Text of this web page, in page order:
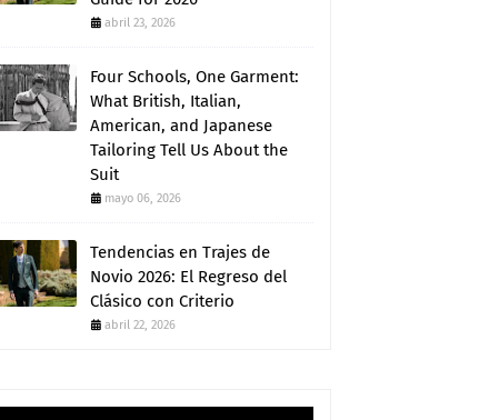
abril 23, 2026
Four Schools, One Garment:
What British, Italian,
American, and Japanese
Tailoring Tell Us About the
Suit
mayo 06, 2026
Tendencias en Trajes de
Novio 2026: El Regreso del
Clásico con Criterio
abril 22, 2026